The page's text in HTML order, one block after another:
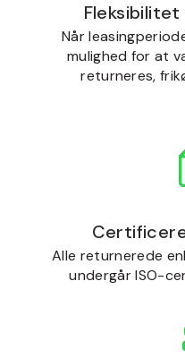
Når
mulighed for at
returneres,
Alle returnerede
undergår ISO-